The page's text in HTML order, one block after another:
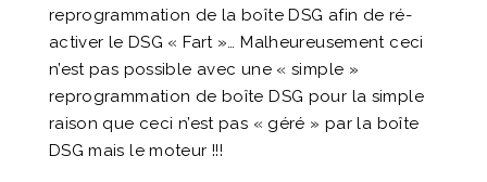
reprogrammation de la boîte DSG afin de ré-
activer le DSG « Fart »… Malheureusement ceci
n’est pas possible avec une « simple »
reprogrammation de boîte DSG pour la simple
raison que ceci n’est pas « géré » par la boîte
DSG mais le moteur !!!